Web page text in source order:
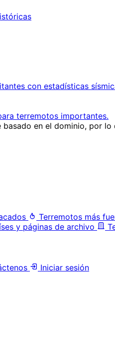
con estadísticas
terremotos importantes.
en el dominio, por
Terremotos más
y páginas de archivo
Iniciar sesión